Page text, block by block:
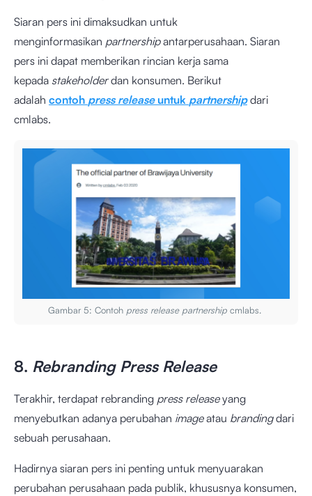
Siaran pers ini dimaksudkan untuk
menginformasikan partnershipantarperusahaan. Siaran
pers ini dapat memberikan rincian kerja sama
kepada stakeholderdan konsumen. Berikut
adalah contoh press releaseuntuk partnershipdari
cmlabs.
Gambar 5: Contoh press release partnership cmlabs.
8. Rebranding Press Release
Terakhir, terdapat rebranding press releaseyang
menyebutkan adanya perubahan imageatau brandingdari
sebuah perusahaan.
Hadirnya siaran pers ini penting untuk menyuarakan
perubahan perusahaan pada publik, khususnya konsumen,